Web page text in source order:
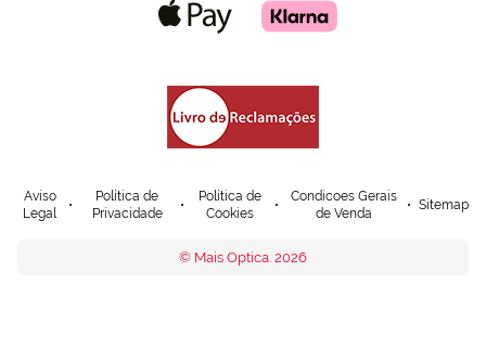
Aviso
Legal
Política de
Privacidade
Política de
Cookies
Condicoes Gerais
de Venda
Sitemap
© Mais Optica. 2026